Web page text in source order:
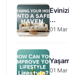
...
01
01